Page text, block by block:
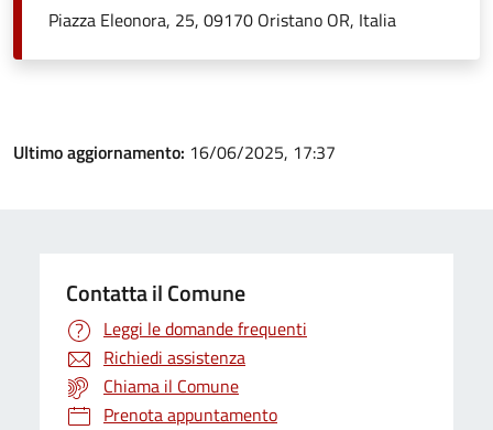
Piazza Eleonora, 25, 09170 Oristano OR, Italia
Ultimo aggiornamento: 16/06/2025, 17:37
Contatta il Comune
Leggi le domande frequenti
Richiedi assistenza
Chiama il Comune
Prenota appuntamento